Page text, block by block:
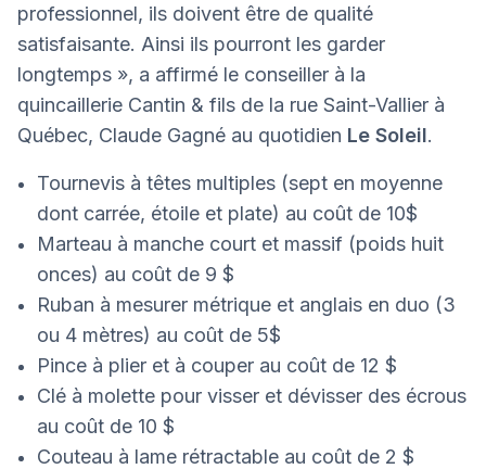
professionnel, ils doivent être de qualité
satisfaisante. Ainsi ils pourront les garder
longtemps », a affirmé le conseiller à la
quincaillerie Cantin & fils de la rue Saint-Vallier à
Québec, Claude Gagné au quotidien Le Soleil.
Tournevis à têtes multiples (sept en moyenne
dont carrée, étoile et plate) au coût de 10$
Marteau à manche court et massif (poids huit
onces) au coût de 9 $
Ruban à mesurer métrique et anglais en duo (3
ou 4 mètres) au coût de 5$
Pince à plier et à couper au coût de 12 $
Clé à molette pour visser et dévisser des écrous
au coût de 10 $
Couteau à lame rétractable au coût de 2 $